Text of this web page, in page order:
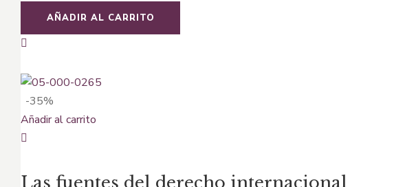
original
era:
actual
es:
AÑADIR AL CARRITO
-35%
Añadir al carrito
Las fuentes del derecho internacional